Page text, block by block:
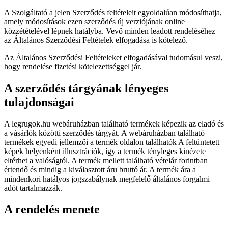
A Szolgáltató a jelen Szerződés feltételeit egyoldalúan módosíthatja,
amely módosítások ezen szerződés új verziójának online
közzétételével lépnek hatályba. Vevő minden leadott rendeléséhez
az Általános Szerződési Feltételek elfogadása is kötelező.
Az Általános Szerződési Feltételeket elfogadásával tudomásul veszi,
hogy rendelése fizetési kötelezettséggel jár.
A szerződés tárgyának lényeges
tulajdonságai
A legrugok.hu webáruházban található termékek képezik az eladó és
a vásárlók közötti szerződés tárgyát. A webáruházban található
termékek egyedi jellemzői a termék oldalon találhatók A feltüntetett
képek helyenként illusztrációk, így a termék tényleges kinézete
eltérhet a valóságtól. A termék mellett található vételár forintban
értendő és mindig a kiválasztott áru bruttó ár. A termék ára a
mindenkori hatályos jogszabálynak megfelelő általános forgalmi
adót tartalmazzák.
A rendelés menete